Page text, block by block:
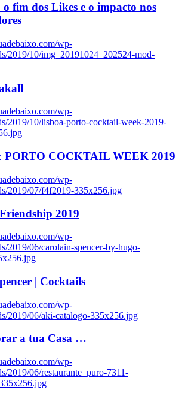
fim dos Likes e o impacto nos
wp-
2019/10/img_20191024_202524-mod-
wp-
2019/10/lisboa-porto-cocktail-week-2019-
COCKTAIL WEEK 2019
wp-
2019/07/f4f2019-335x256.jpg
2019
wp-
2019/06/carolain-spencer-by-hugo-
| Cocktails
wp-
2019/06/aki-catalogo-335x256.jpg
a tua Casa …
wp-
2019/06/restaurante_puro-7311-